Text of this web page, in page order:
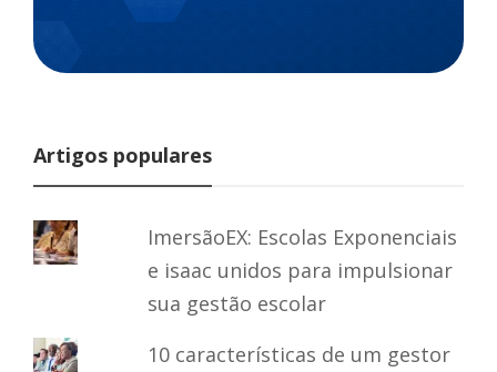
Artigos populares
ImersãoEX: Escolas Exponenciais
e isaac unidos para impulsionar
sua gestão escolar
10 características de um gestor